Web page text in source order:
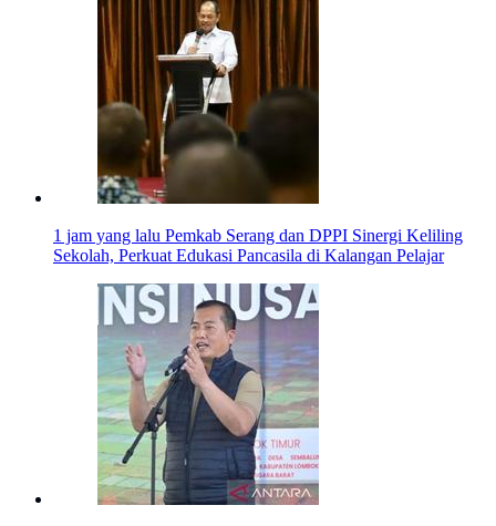
1 jam yang lalu Pemkab Serang dan DPPI Sinergi Keliling
Sekolah, Perkuat Edukasi Pancasila di Kalangan Pelajar